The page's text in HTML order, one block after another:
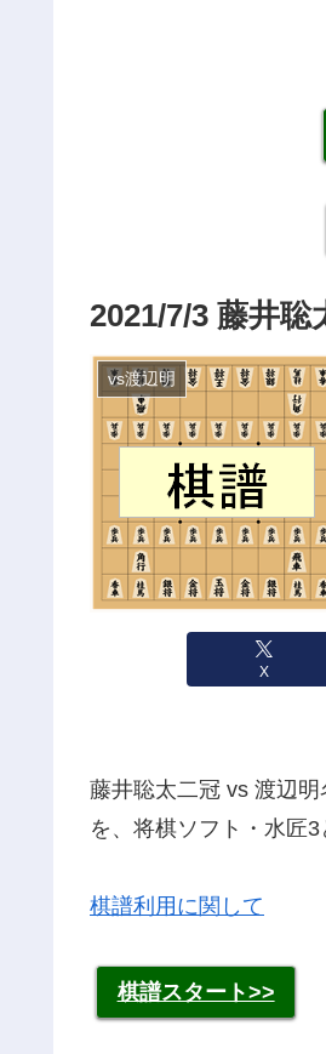
2021/7/3 藤井
vs渡辺明
X
藤井聡太二冠 vs 渡辺
を、将棋ソフト・水匠
棋譜利用に関して
棋譜スタート>>